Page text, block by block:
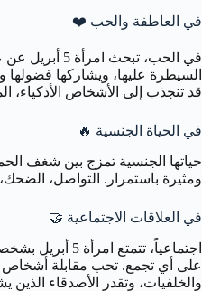
في العاطفة والحب ❤️
السيطرة عليها، ويشاركها
قد تنجذب إلى الأشخاص الأذكياء،
في الحياة الجنسية 🔥
ومثيرة باستمرار. التواصل،
في العلاقات الاجتماعية 🤝
على أي تجمع. تحب مقابلة أشخاص
والخلفيات، وتقدر الأصدقاء الذين